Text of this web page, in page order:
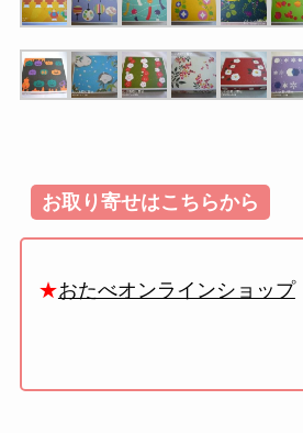
お取り寄せはこちらから
★おたべオンラインショップ